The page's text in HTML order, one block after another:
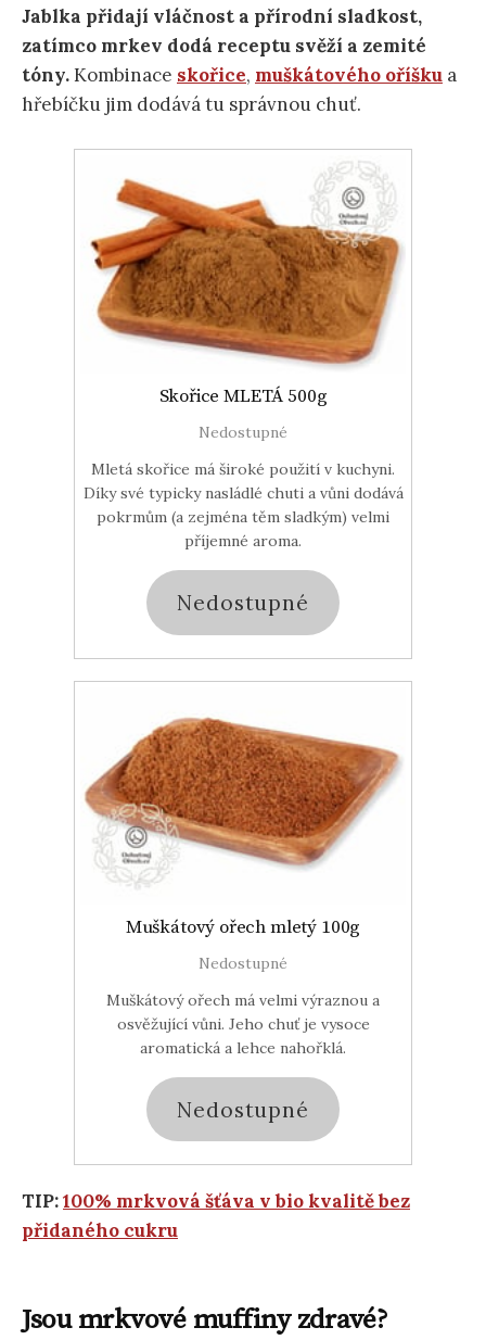
Jablka přidají vláčnost a přírodní sladkost,
zatímco mrkev dodá receptu svěží a zemité
tóny.Kombinace skořice, muškátového oříšku a
hřebíčku jim dodává tu správnou chuť.
Skořice MLETÁ 500g
Nedostupné
Mletá skořice má široké použití v kuchyni.
Díky své typicky nasládlé chuti a vůni dodává
pokrmům (a zejména těm sladkým) velmi
příjemné aroma.
Nedostupné
Muškátový ořech mletý 100g
Nedostupné
Muškátový ořech má velmi výraznou a
osvěžující vůni. Jeho chuť je vysoce
aromatická a lehce nahořklá.
Nedostupné
TIP:100% mrkvová šťáva v bio kvalitě bez
přidaného cukru
Jsou mrkvové muffiny zdravé?